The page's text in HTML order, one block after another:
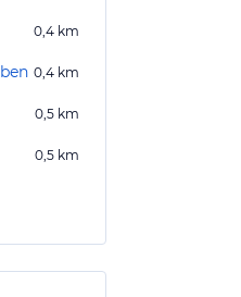
0,4 km
0,4 km
0,5 km
0,5 km